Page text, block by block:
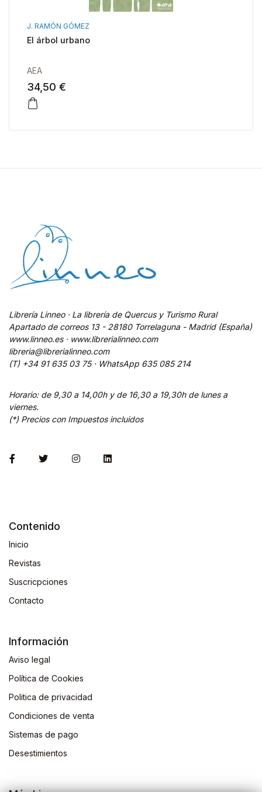
J. RAMÓN GÓMEZ
El árbol urbano
AEA
34,50 €
Librería Linneo · La librería de Quercus y Turismo Rural
Apartado de correos 13 - 28180 Torrelaguna - Madrid (España)
www.linneo.es · www.librerialinneo.com
libreria@librerialinneo.com
(T) +34 91 635 03 75 · WhatsApp 635 085 214
Horario: de 9,30 a 14,00h y de 16,30 a 19,30h de lunes a
viernes.
(*) Precios con Impuestos incluidos
Contenido
Inicio
Revistas
Suscricpciones
Contacto
Información
Aviso legal
Política de Cookies
Politica de privacidad
Condiciones de venta
Sistemas de pago
Desestimientos